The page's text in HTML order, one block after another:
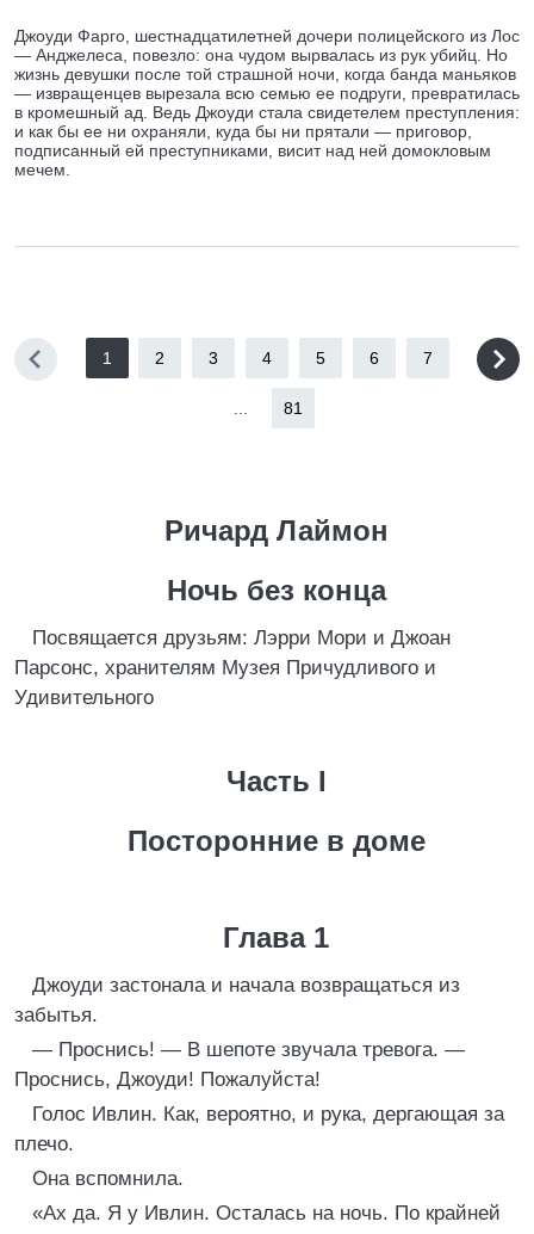
Джоуди Фарго, шестнадцатилетней дочери полицейского из Лос
— Анджелеса, повезло: она чудом вырвалась из рук убийц. Но
жизнь девушки после той страшной ночи, когда банда маньяков
— извращенцев вырезала всю семью ее подруги, превратилась
в кромешный ад. Ведь Джоуди стала свидетелем преступления:
и как бы ее ни охраняли, куда бы ни прятали — приговор,
подписанный ей преступниками, висит над ней домокловым
мечем.
1 2 3 4 5 6 7
81
Ричард Лаймон
Ночь без конца
Посвящается друзьям: Лэрри Мори и Джоан
Парсонс, хранителям Музея Причудливого и
Удивительного
Часть I
Посторонние в доме
Глава 1
Джоуди застонала и начала возвращаться из
забытья.
— Проснись! — В шепоте звучала тревога. —
Проснись, Джоуди! Пожалуйста!
Голос Ивлин. Как, вероятно, и рука, дергающая за
плечо.
Она вспомнила.
«Ах да. Я у Ивлин. Осталась на ночь. По крайней